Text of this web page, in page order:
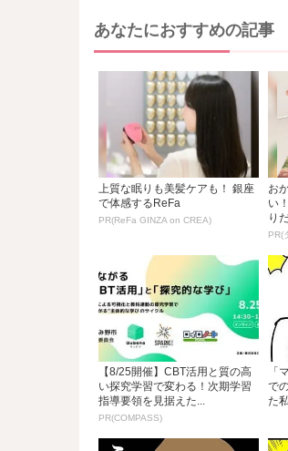
あなたにおすすめの記事
上質な眠りも美髪ケアも！ 銀座
で体感するReFa
PR(ReFa GINZA on CREA)
お
い
り
PR(
【8/25開催】CBT活用と質の高
い探究学習で変わる！次期学習
指導要領を見据えた...
PR(COMPASS)
「
で
た